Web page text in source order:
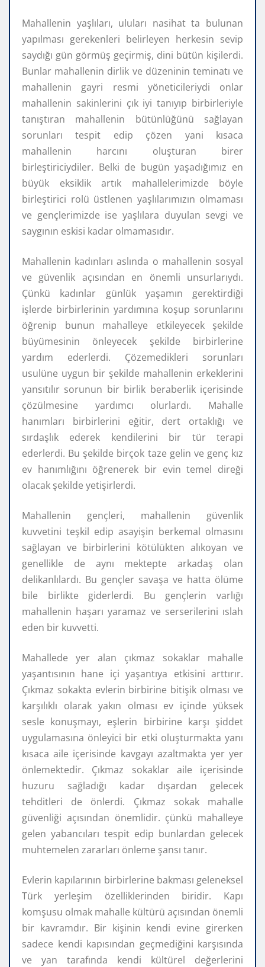
Mahallenin yaşlıları, uluları nasihat ta bulunan
yapılması gerekenleri belirleyen herkesin sevip
saydığı gün görmüş geçirmiş, dini bütün kişilerdi.
Bunlar mahallenin dirlik ve düzeninin teminatı ve
mahallenin gayri resmi yöneticileriydi onlar
mahallenin sakinlerini çık iyi tanıyıp birbirleriyle
tanıştıran mahallenin bütünlüğünü sağlayan
sorunları tespit edip çözen yani kısaca
mahallenin harcını oluşturan birer
birleştiriciydiler. Belki de bugün yaşadığımız en
büyük eksiklik artık mahallelerimizde böyle
birleştirici rolü üstlenen yaşlılarımızın olmaması
ve gençlerimizde ise yaşlılara duyulan sevgi ve
saygının eskisi kadar olmamasıdır.
Mahallenin kadınları aslında o mahallenin sosyal
ve güvenlik açısından en önemli unsurlarıydı.
Çünkü kadınlar günlük yaşamın gerektirdiği
işlerde birbirlerinin yardımına koşup sorunlarını
öğrenip bunun mahalleye etkileyecek şekilde
büyümesinin önleyecek şekilde birbirlerine
yardım ederlerdi. Çözemedikleri sorunları
usulüne uygun bir şekilde mahallenin erkeklerini
yansıtılır sorunun bir birlik beraberlik içerisinde
çözülmesine yardımcı olurlardı. Mahalle
hanımları birbirlerini eğitir, dert ortaklığı ve
sırdaşlık ederek kendilerini bir tür terapi
ederlerdi. Bu şekilde birçok taze gelin ve genç kız
ev hanımlığını öğrenerek bir evin temel direği
olacak şekilde yetişirlerdi.
Mahallenin gençleri, mahallenin güvenlik
kuvvetini teşkil edip asayişin berkemal olmasını
sağlayan ve birbirlerini kötülükten alıkoyan ve
genellikle de aynı mektepte arkadaş olan
delikanlılardı. Bu gençler savaşa ve hatta ölüme
bile birlikte giderlerdi. Bu gençlerin varlığı
mahallenin haşarı yaramaz ve serserilerini ıslah
eden bir kuvvetti.
Mahallede yer alan çıkmaz sokaklar mahalle
yaşantısının hane içi yaşantıya etkisini arttırır.
Çıkmaz sokakta evlerin birbirine bitişik olması ve
karşılıklı olarak yakın olması ev içinde yüksek
sesle konuşmayı, eşlerin birbirine karşı şiddet
uygulamasına önleyici bir etki oluşturmakta yanı
kısaca aile içerisinde kavgayı azaltmakta yer yer
önlemektedir. Çıkmaz sokaklar aile içerisinde
huzuru sağladığı kadar dışardan gelecek
tehditleri de önlerdi. Çıkmaz sokak mahalle
güvenliği açısından önemlidir. çünkü mahalleye
gelen yabancıları tespit edip bunlardan gelecek
muhtemelen zararları önleme şansı tanır.
Evlerin kapılarının birbirlerine bakması geleneksel
Türk yerleşim özelliklerinden biridir. Kapı
komşusu olmak mahalle kültürü açısından önemli
bir kavramdır. Bir kişinin kendi evine girerken
sadece kendi kapısından geçmediğini karşısında
ve yan tarafında kendi kültürel değerlerini